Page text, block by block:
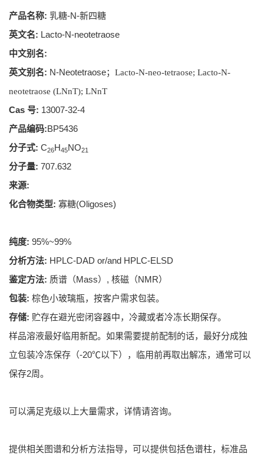
产品名称: 乳糖-N-新四糖
英文名: Lacto-N-neotetraose
中文别名:
英文别名: N-Neotetraose； Lacto-N-neo-tetraose; Lacto-N-
neotetraose (LNnT); LNnT
Cas 号: 13007-32-4
产品编码:BP5436
分子式: C26H45NO21
分子量: 707.632
来源:
化合物类型: 寡糖(Oligoses)
纯度: 95%~99%
分析方法: HPLC-DAD or/and HPLC-ELSD
鉴定方法: 质谱（Mass）, 核磁（NMR）
包装: 棕色小玻璃瓶，按客户需求包装。
存储: 贮存在避光密闭容器中，冷藏或者冷冻长期保存。
样品溶液最好临用新配。如果需要提前配制的话，最好分成独
立包装冷冻保存（-20℃以下），临用前再取出解冻，通常可以
保存2周。
可以满足克级以上大量需求，详情请咨询。
提供相关图谱和分析方法指导，可以提供包括色谱柱，标准品